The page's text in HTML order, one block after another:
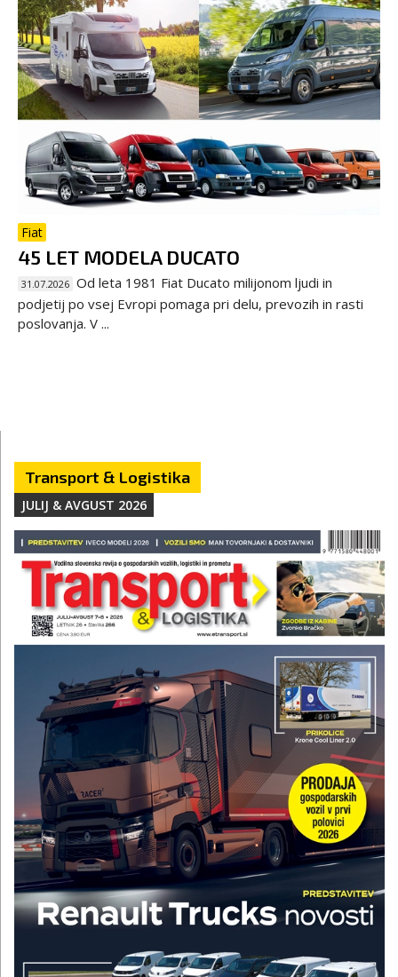
Fiat
45 LET MODELA DUCATO
31.07.2026 Od leta 1981 Fiat Ducato milijonom ljudi in
podjetij po vsej Evropi pomaga pri delu, prevozih in rasti
poslovanja. V ...
Transport & Logistika
JULIJ & AVGUST 2026